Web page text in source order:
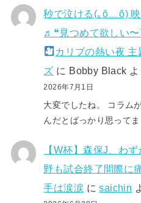
秒で泣ける(⁠｡⁠ŏ⁠﹏⁠ŏ⁠)
♬❝見つめて欲しい〜
カリブの熱い夜
ズ に Bobby Black よ
2026年7月1日
大変でしたね。 コラム
んだとばっかり思って
【W杯】森保J、わ
野も試合終了間際に
手は涙涙 にsaichin